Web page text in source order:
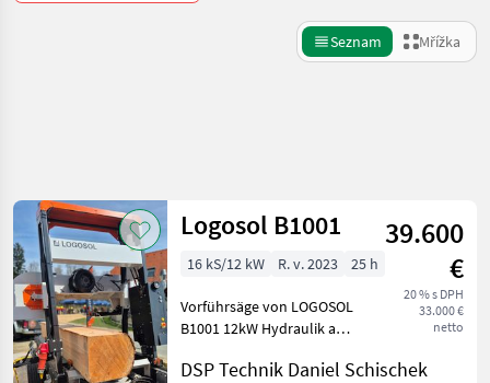
Seznam Mřížka
Kategorie 4 Země Filtry
AKTUÁLNÍ
CESTA
lesnícka
technika
Obnovit
Zobrazit
výsledků
Logosol B1001
39.600
€
20 % s DPH
33.000 €
netto
16 kS/12 kW R. v. 2023 25 h
Vorführsäge von LOGOSOL
B1001 12kW Hydraulik am
Straßenzulassung –
DSP Technik Daniel Schischek